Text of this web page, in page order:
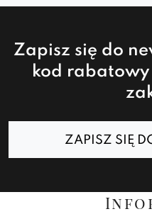
Zapisz się do
kod rabatowy
ZAPISZ SIĘ